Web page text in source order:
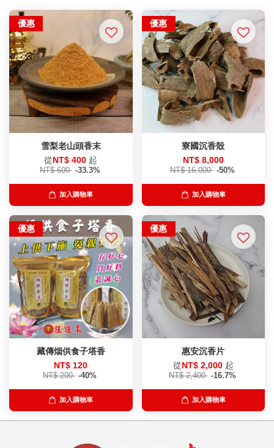
優惠
雪梨老山頭香末
從NT$ 400 起
NT$ 600 -33.3%
加入購物車
優惠
寮國沉香殼
NT$ 8,000
NT$ 16,000 -50%
加入購物車
優惠
藏傳烟供食子塔香
NT$ 120
NT$ 200 -40%
加入購物車
優惠
惠安沉香片
從NT$ 2,000 起
NT$ 2,400 -16.7%
加入購物車